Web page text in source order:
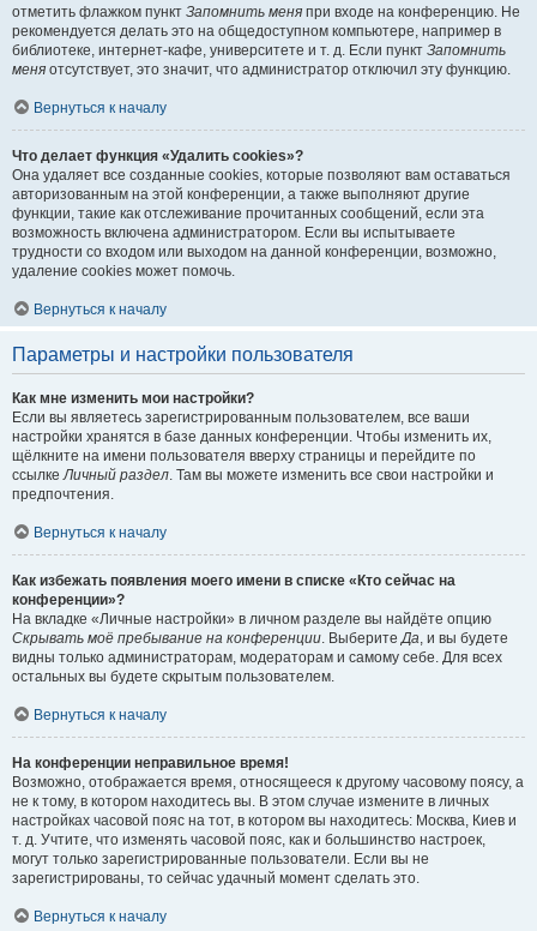
отметить флажком пункт Запомнить меня при входе на конференцию. Не
рекомендуется делать это на общедоступном компьютере, например в
библиотеке, интернет-кафе, университете и т. д. Если пункт Запомнить
меня отсутствует, это значит, что администратор отключил эту функцию.
Вернуться к началу
Что делает функция «Удалить cookies»?
Она удаляет все созданные cookies, которые позволяют вам оставаться
авторизованным на этой конференции, а также выполняют другие
функции, такие как отслеживание прочитанных сообщений, если эта
возможность включена администратором. Если вы испытываете
трудности со входом или выходом на данной конференции, возможно,
удаление cookies может помочь.
Вернуться к началу
Параметры и настройки пользователя
Как мне изменить мои настройки?
Если вы являетесь зарегистрированным пользователем, все ваши
настройки хранятся в базе данных конференции. Чтобы изменить их,
щёлкните на имени пользователя вверху страницы и перейдите по
ссылкеЛичный раздел. Там вы можете изменить все свои настройки и
предпочтения.
Вернуться к началу
Как избежать появления моего имени в списке «Кто сейчас на
конференции»?
На вкладке «Личные настройки» в личном разделе вы найдёте опцию
Скрывать моё пребывание на конференции. ВыберитеДа, и вы будете
видны только администраторам, модераторам и самому себе. Для всех
остальных вы будете скрытым пользователем.
Вернуться к началу
На конференции неправильное время!
Возможно, отображается время, относящееся к другому часовому поясу, а
не к тому, в котором находитесь вы. В этом случае измените в личных
настройках часовой пояс на тот, в котором вы находитесь: Москва, Киев и
т. д. Учтите, что изменять часовой пояс, как и большинство настроек,
могут только зарегистрированные пользователи. Если вы не
зарегистрированы, то сейчас удачный момент сделать это.
Вернуться к началу